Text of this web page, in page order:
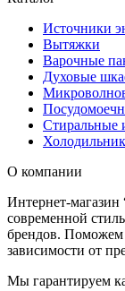
Источники
Вытяжки
Варочные
Духовые
О компании
Интернет-магазин
современной
брендов. Поможем
зависимости от
Мы гарантируем